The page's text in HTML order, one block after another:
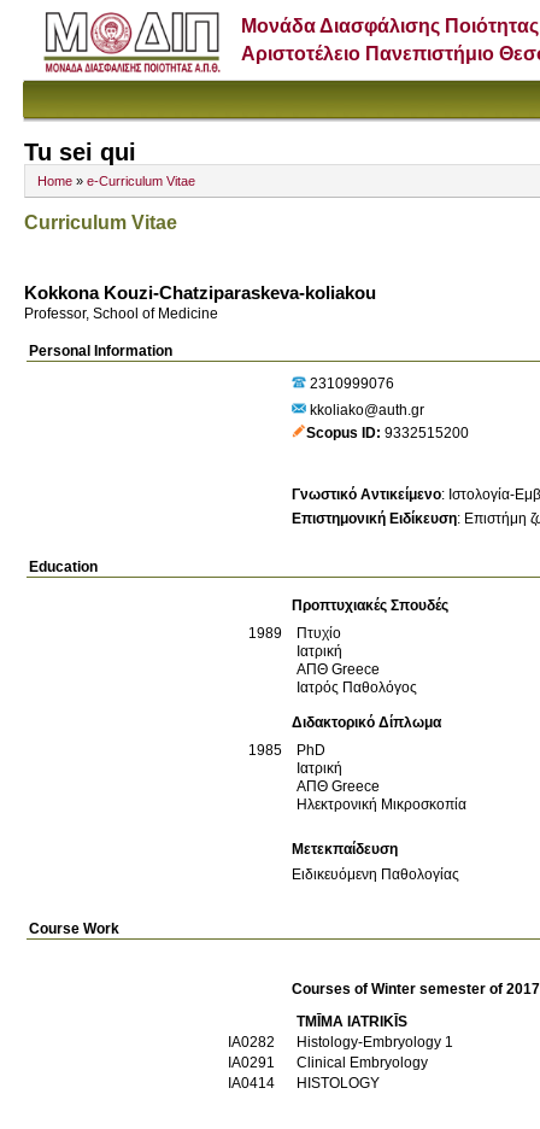
Μονάδα Διασφάλισης Ποιότητας
Αριστοτέλειο Πανεπιστήμιο
Tu sei qui
Home » e-Curriculum Vitae
Curriculum Vitae
Kokkona Kouzi-Chatziparaskeva-koliakou
Professor, School of Medicine
Personal Information
2310999076
kkoliako@auth.gr
Scopus ID 9332515200
Γνωστικό Αντικείμενο: Ιστολογία-
Επιστημονική Ειδίκευση: Επιστήμη
Education
Προπτυχιακές Σπουδές
1989
Πτυχίο
Ιατρική
ΑΠΘ Greece
Ιατρός Παθολόγος
Διδακτορικό Δίπλωμα
1985
PhD
Ιατρική
ΑΠΘ Greece
Ηλεκτρονική Μικροσκοπία
Μετεκπαίδευση
Ειδικευόμενη Παθολογίας
Course Work
Courses of Winter semester of
TMĪMA IATRIKĪS
ΙΑ0282
Histology-Embryology 1
ΙΑ0291
Clinical Embryology
ΙΑ0414
HISTOLOGY